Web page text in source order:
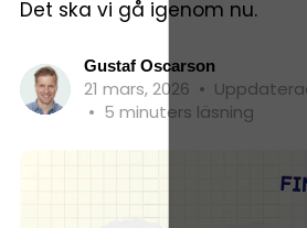
Det ska vi gå igenom nu.
Gustaf Oscarson
21 mars, 2026 •
• 5 minuters läsning